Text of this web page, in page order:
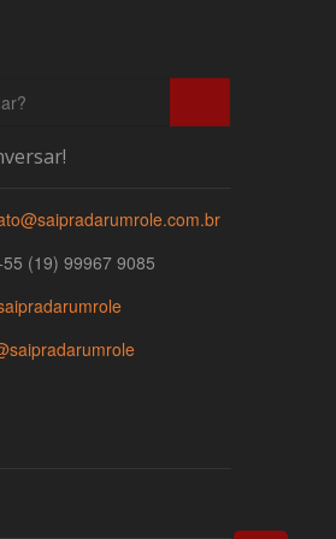
(19) 99967 9085